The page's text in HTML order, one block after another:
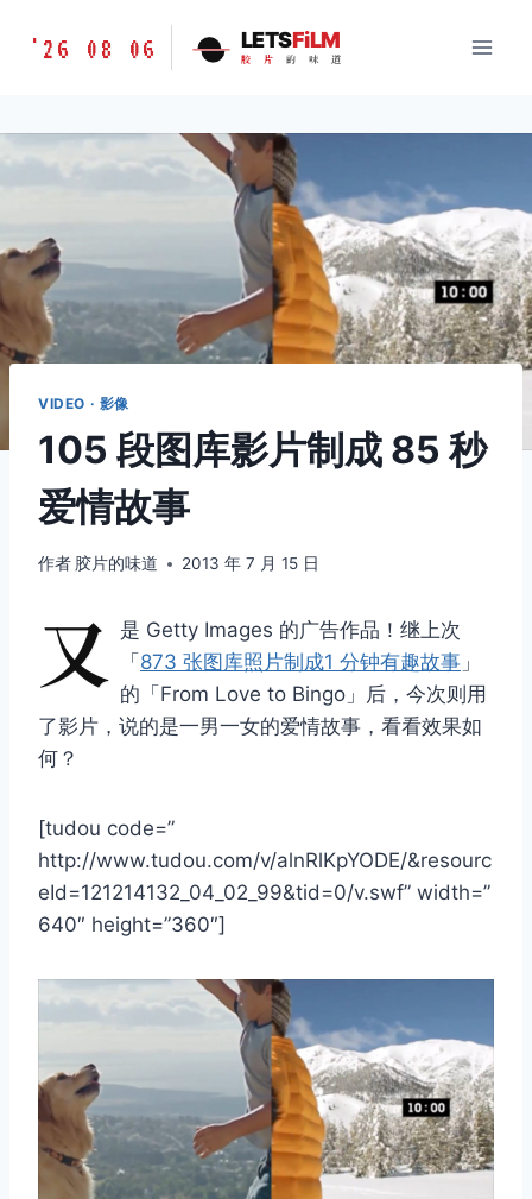
胶
味
道
'26 08 06 LETSFiLM
胶 片 的 味 道
VIDEO · 影像
105 段图库影片制成 85 秒
爱情故事
作者 胶片的味道 2013 年 7 月 15 日
又 是 Getty Images 的广告作品！继上次
「 873 张图库照片制成1 分钟有趣故事 」
的「From Love to Bingo」后，今次则用
了影片，说的是一男一女的爱情故事，看看效果如
何？
[tudou code=”
http://www.tudou.com/v/alnRlKpYODE/&resourc
eId=121214132_04_02_99&tid=0/v.swf” width=”
640″ height=”360″]